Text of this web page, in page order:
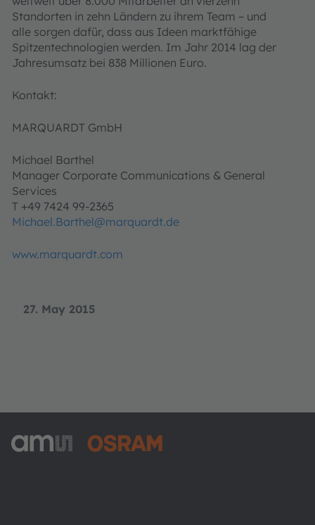
27. May 2015
Standorten in zehn Ländern zu ihrem Team – und
alle sorgen dafür, dass aus Ideen marktfähige
Spitzentechnologien werden. Im Jahr 2014 lag der
Jahresumsatz bei 838 Millionen Euro.
Kontakt:
MARQUARDT GmbH
Michael Barthel
Manager Corporate Communications & General
Services
T +49 7424 99-2365
Michael.Barthel@marquardt.de
www.marquardt.com